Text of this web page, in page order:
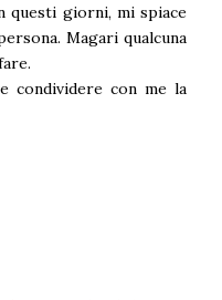
questi giorni, mi spiace
Magari qualcuna
condividere con me la